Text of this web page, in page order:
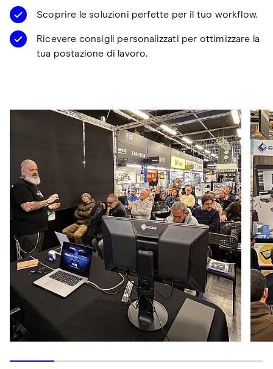
Scoprire le soluzioni perfette per il tuo workflow.
Ricevere consigli personalizzati per ottimizzare la
tua postazione di lavoro.